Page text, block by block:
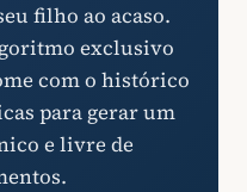
filho ao acaso.
exclusivo
com o histórico
para gerar um
e livre de